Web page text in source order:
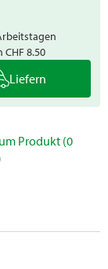
CHF 8.50
Liefern
Produkt (0